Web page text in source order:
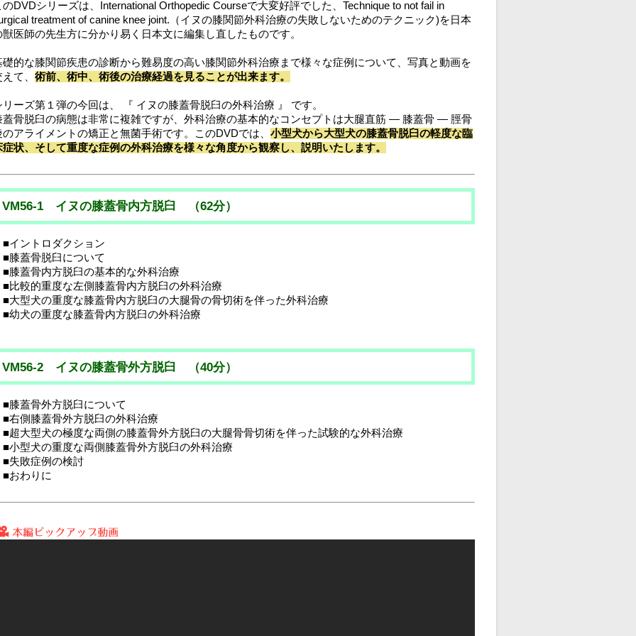
のDVDシリーズは、International Orthopedic Courseで大変好評でした、Technique to not fail in
treatment of canine knee joint.（イヌの膝関節外科治療の失敗しないためのテクニック)を日本
獣医師の先生方に分かり易く日本文に編集し直したものです。
礎的な膝関節疾患の診断から難易度の高い膝関節外科治療まで様々な症例について、写真と動画を
て、 術前、術中、術後の治療経過を見ることが出来ます。
リーズ第１弾の今回は、 『 イヌの膝蓋骨脱臼の外科治療 』 です。
蓋骨脱臼の病態は非常に複雑ですが、外科治療の基本的なコンセプトは大腿直筋 ― 膝蓋骨 ― 脛骨
のアライメントの矯正と無菌手術です。このDVDでは、 小型犬から大型犬の膝蓋骨脱臼の軽度な臨
症状、そして重度な症例の外科治療を様々な角度から観察し、説明いたします。
VM56-1 イヌの膝蓋骨内方脱臼 （62分）
ントロダクション
蓋骨脱臼について
蓋骨内方脱臼の基本的な外科治療
較的重度な左側膝蓋骨内方脱臼の外科治療
型犬の重度な膝蓋骨内方脱臼の大腿骨の骨切術を伴った外科治療
犬の重度な膝蓋骨内方脱臼の外科治療
VM56-2 イヌの膝蓋骨外方脱臼 （40分）
蓋骨外方脱臼について
側膝蓋骨外方脱臼の外科治療
大型犬の極度な両側の膝蓋骨外方脱臼の大腿骨骨切術を伴った試験的な外科治療
型犬の重度な両側膝蓋骨外方脱臼の外科治療
敗症例の検討
わりに